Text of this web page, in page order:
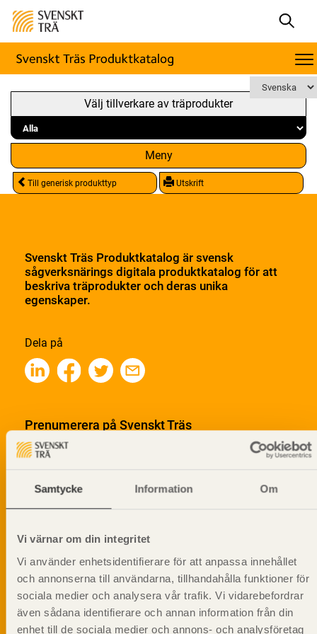
Samtycke Information Om
Vi värnar om din integritet
Vi använder enhetsidentifierare för att anpassa innehållet
och annonserna till användarna, tillhandahålla funktioner för
sociala medier och analysera vår trafik. Vi vidarebefordrar
även sådana identifierare och annan information från din
enhet till de sociala medier och annons- och analysföretag
Välj tillverkare av träprodukter
Meny
Till generisk produkttyp Utskrift
Svenskt Träs Produktkatalog är svensk
sågverksnärings digitala produktkatalog för att
beskriva träprodukter och deras unika
egenskaper.
Dela på
Prenumerera på Svenskt Träs
informationsutskick!